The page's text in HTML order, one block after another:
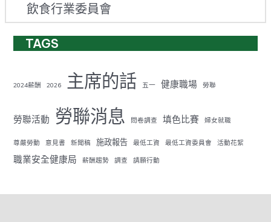
飲食行業委員會
TAGS
2024薪酬 2026 主席的話 五一 健康職場 勞聯
勞聯活動 勞聯消息 問卷調查 填色比賽 婦女就職
尊嚴勞動 意見書 新聞稿 施政報告 最低工資 最低工資委員會 活動花絮
職業安全健康局 薪酬趨勢 調查 請願行動